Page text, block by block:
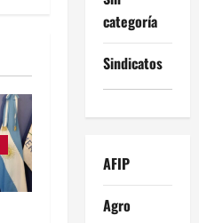
categoría
Sindicatos
AFIP
Agro